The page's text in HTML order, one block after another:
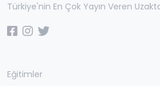
Türkiye'nin En Çok Yayın Veren
Eğitimler